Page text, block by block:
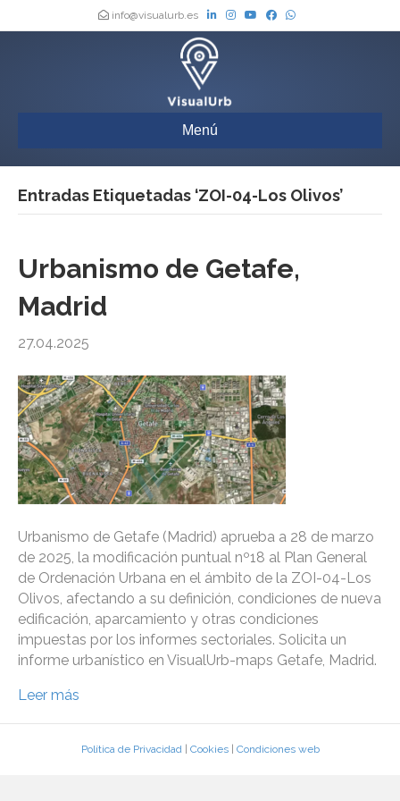
info@visualurb.es
Menú
Entradas Etiquetadas ‘ZOI-04-Los Olivos’
Urbanismo de Getafe,
Madrid
27.04.2025
Urbanismo de Getafe (Madrid) aprueba a 28 de marzo
de 2025, la modificación puntual nº18 al Plan General
de Ordenación Urbana en el ámbito de la ZOI-04-Los
Olivos, afectando a su definición, condiciones de nueva
edificación, aparcamiento y otras condiciones
impuestas por los informes sectoriales. Solicita un
informe urbanístico en VisualUrb-maps Getafe, Madrid.
Leer más
Política de Privacidad| Cookies| Condiciones web